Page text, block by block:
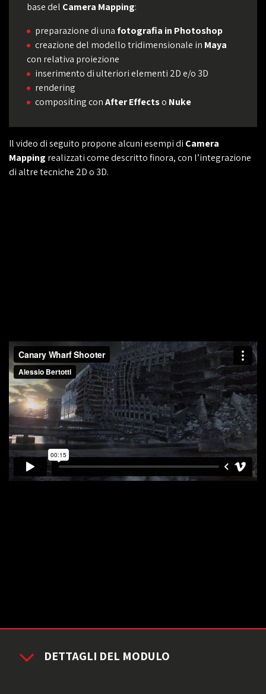
base del Camera Mapping:
preparazione di una fotografia in Photoshop
creazione del modello tridimensionale in Maya
con relativa proiezione
inserimento di ulteriori elementi 2D e/o 3D
rendering
compositing conAfter Effectso Nuke
Il video di seguito propone alcuni esempi di Camera
Mapping realizzati come descritto finora, con l’integrazione
di altre tecniche 2D o 3D.
DETTAGLI DEL MODULO